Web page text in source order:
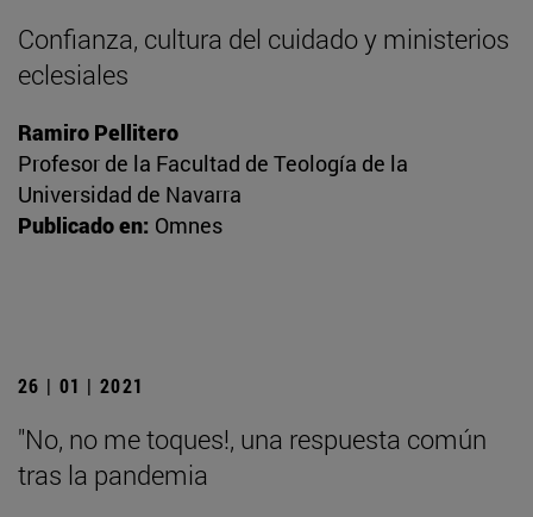
Confianza, cultura del cuidado y ministerios
eclesiales
Ramiro Pellitero
Profesor de la Facultad de Teología de la
Universidad de Navarra
Publicado en: Omnes
26 | 01 | 2021
"No, no me toques!, una respuesta común
tras la pandemia